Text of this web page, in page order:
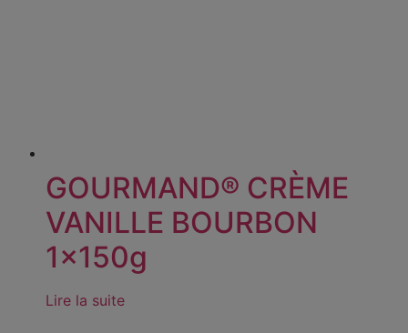
GOURMAND® CRÈME
VANILLE BOURBON
1x150g
Lire la suite